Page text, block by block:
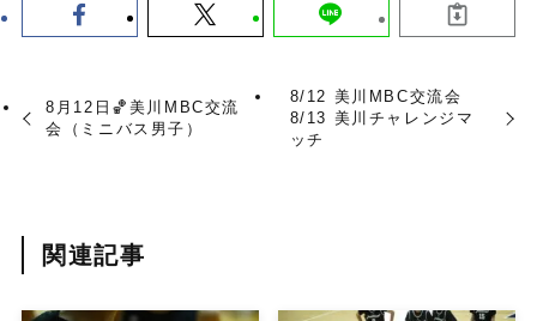
8月12日🏀美川MBC交流
会（ミニバス男子）
8/12 美川MBC交流会
8/13 美川チャレンジマ
ッチ
関連記事